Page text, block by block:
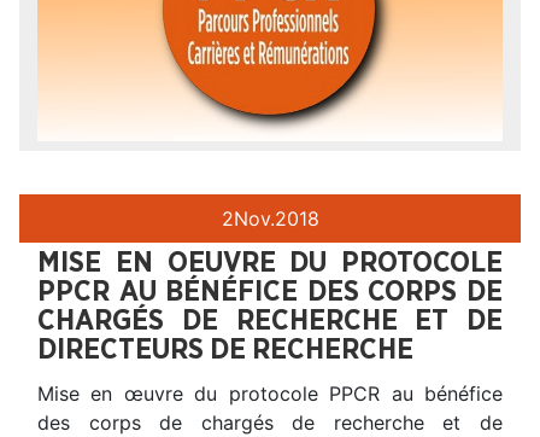
2Nov.2018
MISE EN OEUVRE DU PROTOCOLE
PPCR AU BÉNÉFICE DES CORPS DE
CHARGÉS DE RECHERCHE ET DE
DIRECTEURS DE RECHERCHE
Mise en œuvre du protocole PPCR au bénéfice
des corps de chargés de recherche et de